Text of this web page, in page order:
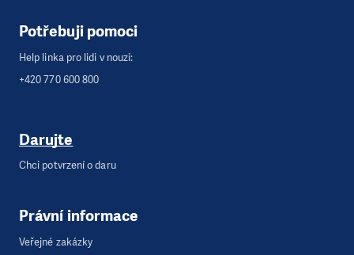
Potřebuji pomoci
Help linka pro lidi v nouzi:
+420 770 600 800
Darujte
Chci potvrzení o daru
Právní informace
Veřejné zakázky